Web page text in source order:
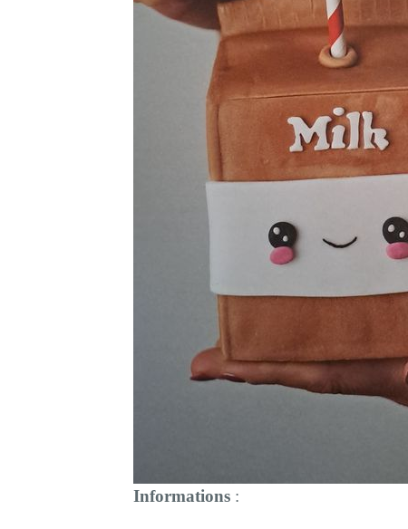
Informations :